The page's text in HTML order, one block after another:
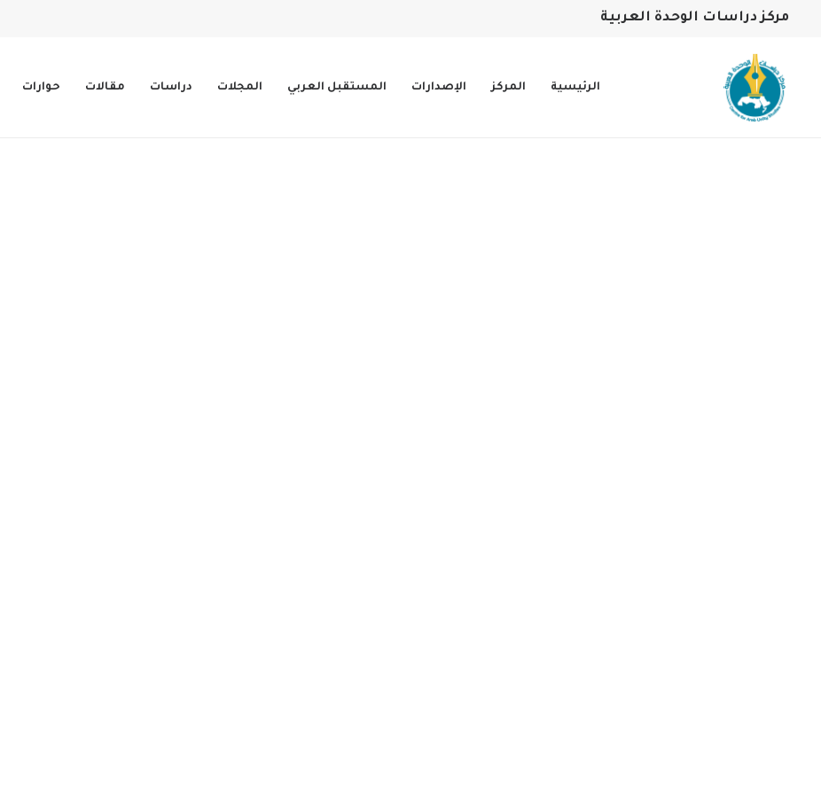
مركز دراسات الوحدة العربية
الرئيسية المركز الإصدارات المستقبل العربي المجلات دراسات مقالات حوارات